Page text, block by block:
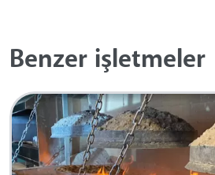
Benzer işletmeler